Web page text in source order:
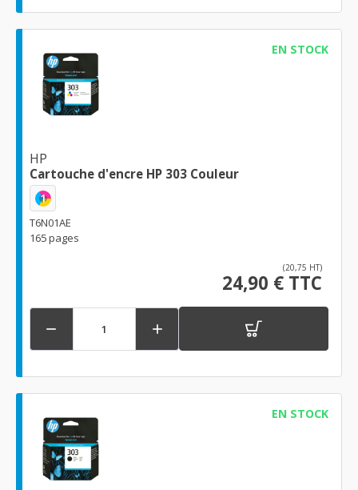
EN STOCK
HP
Cartouche d'encre HP 303 Couleur
1
T6N01AE
165 pages
(20,75 HT)
24,90 € TTC
 
EN STOCK